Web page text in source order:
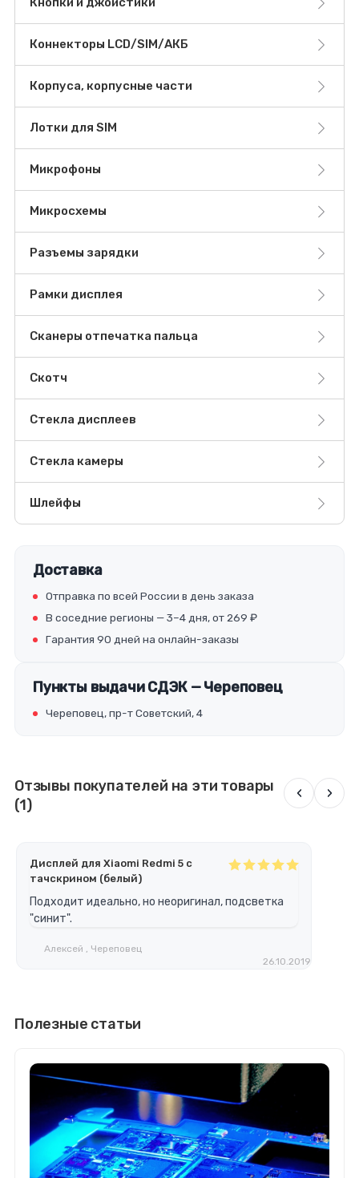
Коннекторы LCD/SIM/АКБ
Корпуса, корпусные части
Лотки для SIM
Микрофоны
Микросхемы
Разъемы зарядки
Рамки дисплея
Сканеры отпечатка пальца
Скотч
Стекла дисплеев
Стекла камеры
Шлейфы
Доставка
Отправка по всей России в день заказа
В соседние регионы — 3–4 дня, от 269 ₽
Гарантия 90 дней на онлайн-заказы
Пункты выдачи СДЭК — Череповец
Череповец, пр-т Советский, 4
Отзывы покупателей на эти товары
(1)
‹ ›
Дисплей для Xiaomi Redmi 5 с
тачскрином (белый)
Подходит идеально, но неоригинал, подсветка
"синит".
Алексей , Череповец
26.10.2019
Полезные статьи